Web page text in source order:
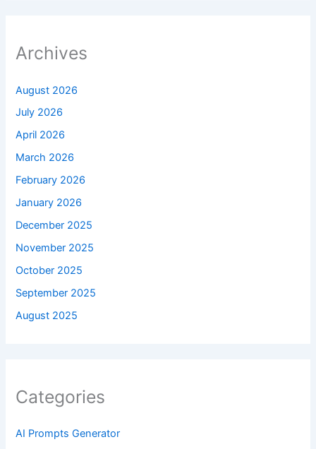
Archives
August 2026
July 2026
April 2026
March 2026
February 2026
January 2026
December 2025
November 2025
October 2025
September 2025
August 2025
Categories
AI Prompts Generator